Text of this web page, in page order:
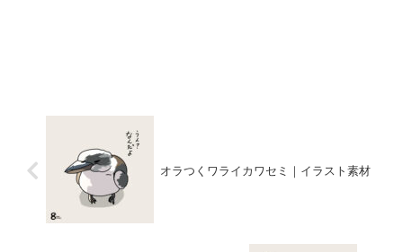
オラつくワライカワセミ｜イラスト素材